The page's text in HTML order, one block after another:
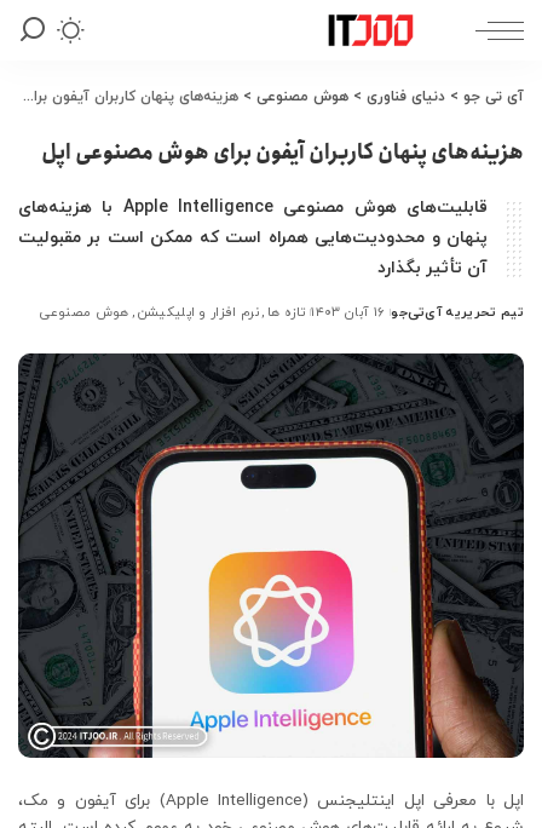
آی تی جو > دنیای فناوری > هوش مصنوعی > هزینه‌های پنهان کاربران آیفون برای هوش مصنوعی اپل
هزینه‌های پنهان کاربران آیفون برای هوش مصنوعی اپل
قابلیت‌های هوش مصنوعی Apple Intelligence با هزینه‌های
پنهان و محدودیت‌هایی همراه است که ممکن است بر مقبولیت
آن تأثیر بگذارد
ارسال
توسط
تیم تحریریه آی‌تی‌جو ۱۶ آبان ۱۴۰۳ تازه ها نرم افزار و اپلیکیشن هوش مصنوعی
اپل با معرفی اپل اینتلیجنس (Apple Intelligence) برای آیفون و مک،